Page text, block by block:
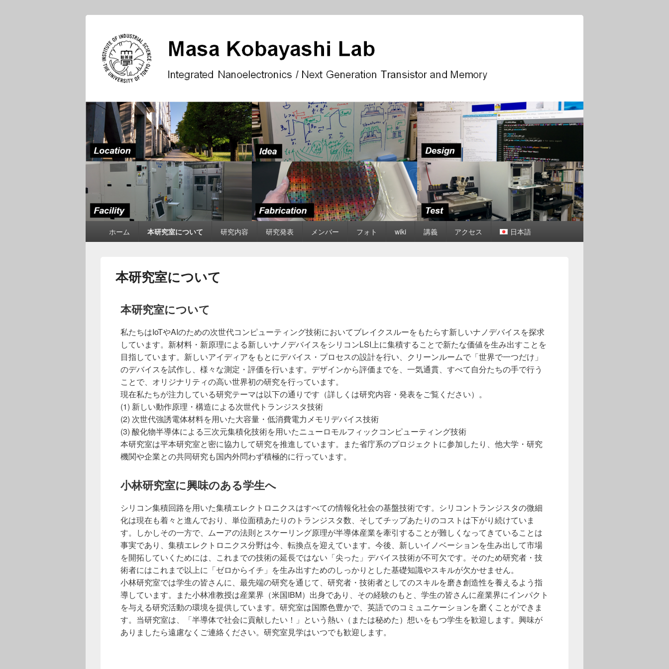
小林研究室
ホーム 本研究室について 研究内容 研究発表 メンバー フォト wiki 講義 アクセス 日本語
本研究室について
本研究室について
私たちはIoTやAIのための次世代コンピューティング技術においてブレイクスルーをもたらす新しいナノデバイスを探求
しています。新材料・新原理による新しいナノデバイスをシリコンLSI上に集積することで新たな価値を生み出すことを
目指しています。新しいアイディアをもとにデバイス・プロセスの設計を行い、クリーンルームで「世界で一つだけ」
のデバイスを試作し、様々な測定・評価を行います。デザインから評価までを、一気通貫、すべて自分たちの手で行う
ことで、オリジナリティの高い世界初の研究を行っています。
現在私たちが注力している研究テーマは以下の通りです（詳しくは研究内容・発表をご覧ください）。
(1) 新しい動作原理・構造による次世代トランジスタ技術
(2) 次世代強誘電体材料を用いた大容量・低消費電力メモリデバイス技術
(3) 酸化物半導体による三次元集積化技術を用いたニューロモルフィックコンピューティング技術
本研究室は平本研究室と密に協力して研究を推進しています。また省庁系のプロジェクトに参加したり、他大学・研究
機関や企業との共同研究も国内外問わず積極的に行っています。
小林研究室に興味のある学生へ
シリコン集積回路を用いた集積エレクトロニクスはすべての情報化社会の基盤技術です。シリコントランジスタの微細
化は現在も着々と進んでおり、単位面積あたりのトランジスタ数、そしてチップあたりのコストは下がり続けていま
す。しかしその一方で、ムーアの法則とスケーリング原理が半導体産業を牽引することが難しくなってきていることは
事実であり、集積エレクトロニクス分野は今、転換点を迎えています。今後、新しいイノベーションを生み出して市場
を開拓していくためには、これまでの技術の延長ではない「尖った」デバイス技術が不可欠です。そのため研究者・技
術者にはこれまで以上に「ゼロからイチ」を生み出すためのしっかりとした基礎知識やスキルが欠かせません。
小林研究室では学生の皆さんに、最先端の研究を通じて、研究者・技術者としてのスキルを磨き創造性を養えるよう指
導しています。また小林准教授は産業界（米国IBM）出身であり、その経験のもと、学生の皆さんに産業界にインパクト
を与える研究活動の環境を提供しています。研究室は国際色豊かで、英語でのコミュニケーションを磨くことができま
す。当研究室は、「半導体で社会に貢献したい！」という熱い（または秘めた）想いをもつ学生を歓迎します。興味が
ありましたら遠慮なくご連絡ください。研究室見学はいつでも歓迎します。